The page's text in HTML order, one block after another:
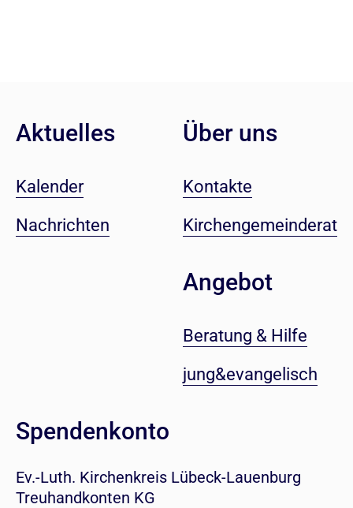
Aktuelles
Kalender
Nachrichten
Über uns
Kontakte
Kirchengemeinderat
Angebot
Beratung & Hilfe
jung&evangelisch
Spendenkonto
Ev.-Luth. Kirchenkreis Lübeck-Lauenburg
Treuhandkonten KG